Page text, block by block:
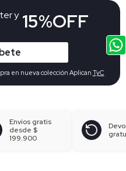
y 15%OFF
en nueva colección Aplican TyC
Envíos gratis
desde $
199.900